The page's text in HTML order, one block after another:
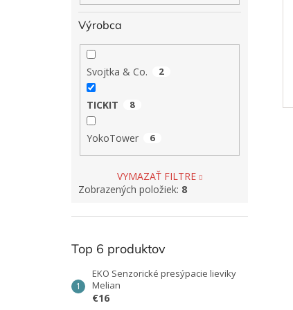
Výrobca
Svojtka & Co. 2
TICKIT 8
YokoTower 6
VYMAZAŤ FILTRE
Zobrazených položiek: 8
Top 6 produktov
EKO Senzorické presýpacie lieviky
Melian
€16